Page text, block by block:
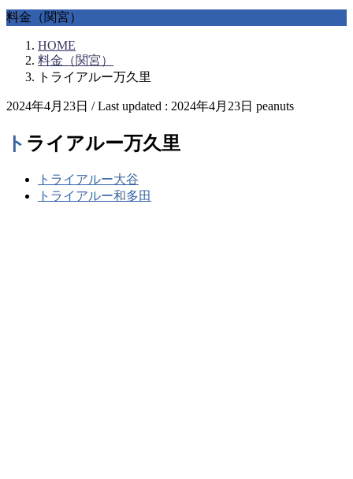
料金（関宮）
HOME
料金（関宮）
トライアルー万久里
2024年4月23日 / Last updated : 2024年4月23日 peanuts
トライアルー万久里
トライアルー大谷
トライアルー和多田